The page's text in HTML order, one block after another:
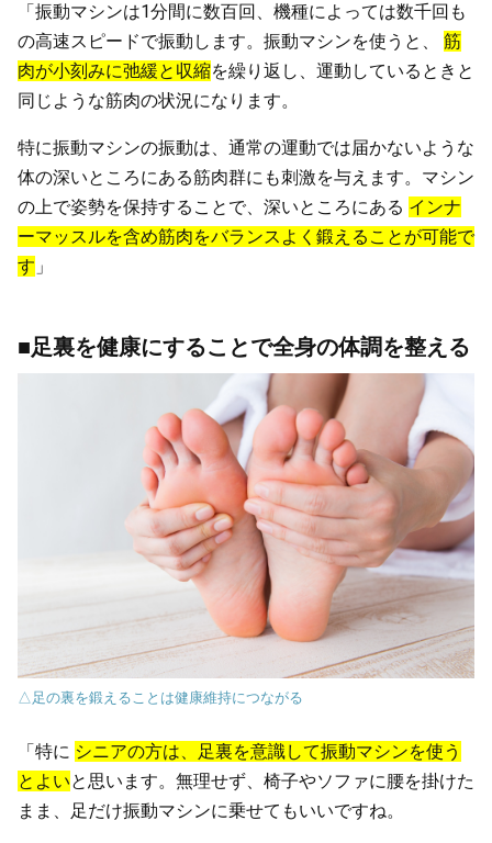
「振動マシンは1分間に数百回、機種によっては数千回も
の高速スピードで振動します。振動マシンを使うと、 筋
肉が小刻みに弛緩と収縮を繰り返し、運動しているときと
同じような筋肉の状況になります。
特に振動マシンの振動は、通常の運動では届かないような
体の深いところにある筋肉群にも刺激を与えます。マシン
の上で姿勢を保持することで、深いところにある インナ
ーマッスルを含め筋肉をバランスよく鍛えることが可能で
す 」
■足裏を健康にすることで全身の体調を整える
△足の裏を鍛えることは健康維持につながる
「特に シニアの方は、足裏を意識して振動マシンを使う
とよいと思います。無理せず、椅子やソファに腰を掛けた
まま、足だけ振動マシンに乗せてもいいですね。